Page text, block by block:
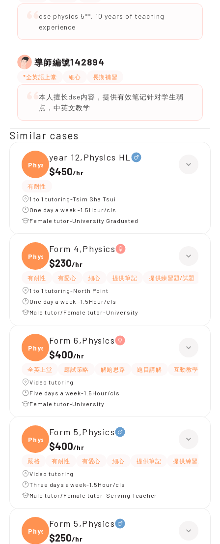
dse physics 5**, 10 years of teaching
experience
導師編號142894
*全英語上堂 細心 長期補習
本人擅长dse内容，提供有效笔记针对学生弱
点，中英文教学
Similar cases
Physi
year 12,Physics HL
$450/hr
有耐性
1 to 1 tutoring-Tsim Sha Tsui
One day a week -1.5Hour/cls
Female tutor-University Graduated
Physi
Form 4,Physics
$230/hr
有耐性 有愛心 細心 提供筆記 提供練習題/試題
1 to 1 tutoring-North Point
One day a week -1.5Hour/cls
Male tutor/Female tutor-University
Physi
Form 6,Physics
$400/hr
全英上堂 應試策略 解題思路 題目講解 互動教學
Video tutoring
Five days a week-1.5Hour/cls
Female tutor-University
Physi
Form 5,Physics
$400/hr
嚴格 有耐性 有愛心 細心 提供筆記
提供練習題/試題
Video tutoring
Three days a week-1.5Hour/cls
Male tutor/Female tutor-Serving Teacher
Physi
Form 5,Physics
$250/hr